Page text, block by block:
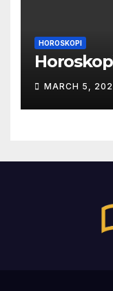
HOROSKOPI
MARCH 5,